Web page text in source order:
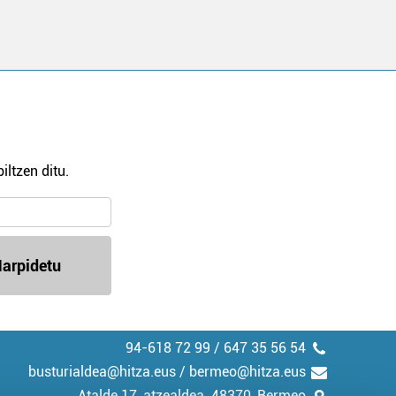
ditu.
94-618 72 99 / 647 35 56 54
busturialdea@hitza.eus / bermeo@hitza.eus